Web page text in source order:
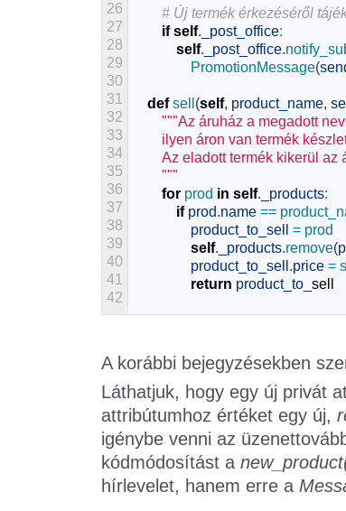
26
27
28
29
30
31
32
33
34
35
36
37
38
39
40
41
42
# Új termék érkezéséről
if self. _post_office:
self. _post_office.
PromotionMessage(
def sell (self, product_name,
"""Az áruház a megadott
ilyen áron van termék
Az eladott termék kikerül az
"""
for prod in self. _products:
if prod.name ==
product_to_sell
= prod
self. _products.remove(
product_to_sell .price =
return product_to sell
A korábbi bejegyzésekben
Láthatjuk, hogy egy új privát
attribútumhoz értéket egy új,
igénybe venni az
kódmódosítást a
hírlevelet, hanem erre a